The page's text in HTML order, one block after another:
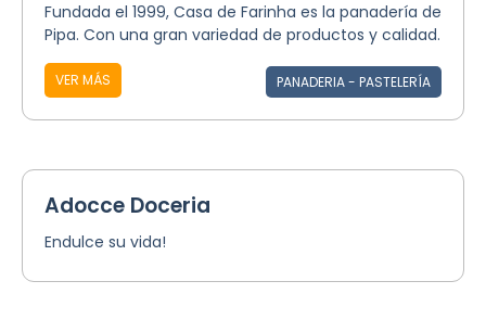
Fundada el 1999, Casa de Farinha es la panadería de
Pipa. Con una gran variedad de productos y calidad.
VER MÁS PANADERIA - PASTELERÍA
Adocce Doceria
Endulce su vida!